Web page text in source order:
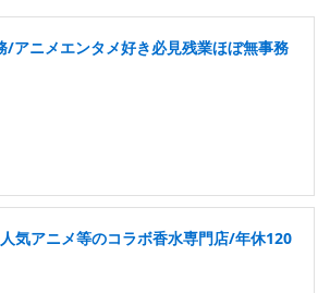
/アニメエンタメ好き必見残業ほぼ無事務
人気アニメ等のコラボ香水専門店/年休120